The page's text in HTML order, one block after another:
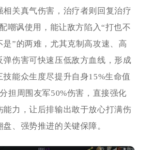
相关真气伤害，治疗者则回复治疗
嘲讽使用，能让敌方陷入“打也不
是”的两难，尤其克制高攻速、高
弹伤害可快速压低敌方血线，形成
技能众生度尽提升自身15%生命值
担周围友军50%伤害，直接强化
能力，让后排输出敢于放心打满伤
、强势推进的关键保障。